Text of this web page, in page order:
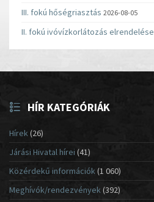
III. fokú hőségriasztás 2026-08-05
II. fokú ivóvízkorlátozás elrendelése
HÍR KATEGÓRIÁK
Hírek(26)
Járási Hivatal hírei (41)
Közérdekű információk(1 060)
Meghívók/rendezvények (392)